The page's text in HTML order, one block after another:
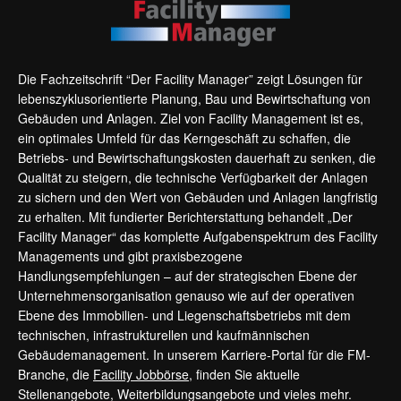
Die Fachzeitschrift “Der Facility Manager” zeigt Lösungen für
lebenszyklusorientierte Planung, Bau und Bewirtschaftung von
Gebäuden und Anlagen. Ziel von Facility Management ist es,
ein optimales Umfeld für das Kerngeschäft zu schaffen, die
Betriebs- und Bewirtschaftungskosten dauerhaft zu senken, die
Qualität zu steigern, die technische Verfügbarkeit der Anlagen
zu sichern und den Wert von Gebäuden und Anlagen langfristig
zu erhalten. Mit fundierter Berichterstattung behandelt „Der
Facility Manager“ das komplette Aufgabenspektrum des Facility
Managements und gibt praxisbezogene
Handlungsempfehlungen – auf der strategischen Ebene der
Unternehmensorganisation genauso wie auf der operativen
Ebene des Immobilien- und Liegenschaftsbetriebs mit dem
technischen, infrastrukturellen und kaufmännischen
Gebäudemanagement. In unserem Karriere-Portal für die FM-
Branche, die Facility Jobbörse, finden Sie aktuelle
Stellenangebote, Weiterbildungsangebote und vieles mehr.